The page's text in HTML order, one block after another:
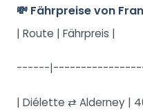
💸 Fährpreise von
| Route | Fährpreis |
------
| Diélette ⇄ Alderney |